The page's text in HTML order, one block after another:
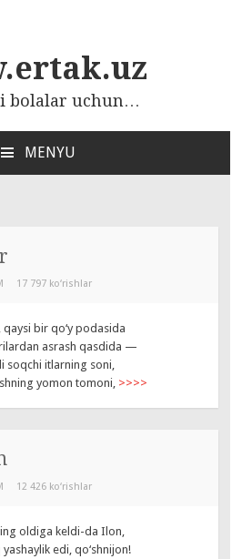
bolalar uchun…
MENYU
17 797 ko‘rishlar
qaysi bir qo‘y podasida
asrash qasdida —
soqchi itlarning soni,
yomon tomoni, >>>>
12 426 ko‘rishlar
oldiga keldi-da Ilon,
edi, qo‘shnijon!